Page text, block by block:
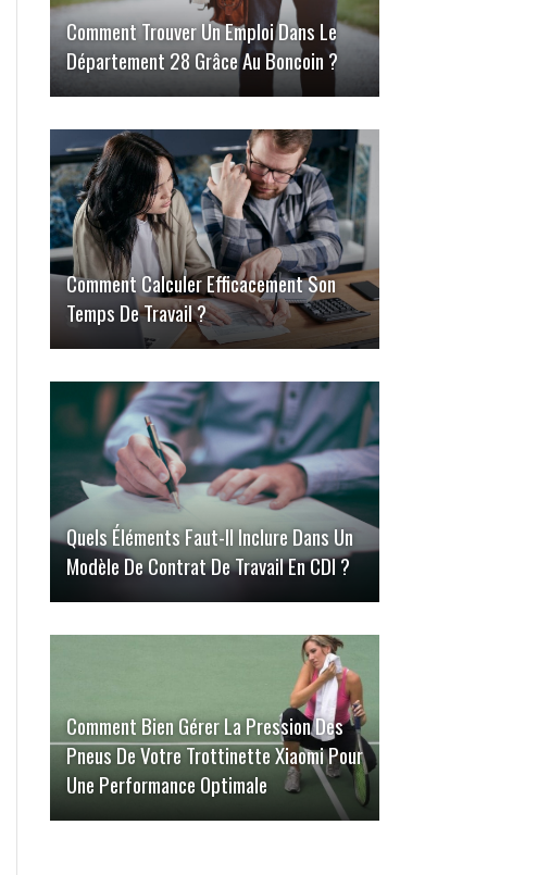
Comment Trouver Un Emploi Dans Le
Département 28 Grâce Au Boncoin ?
Comment Calculer Efficacement Son
Temps De Travail ?
Quels Éléments Faut-Il Inclure Dans Un
Modèle De Contrat De Travail En CDI ?
Comment Bien Gérer La Pression Des
Pneus De Votre Trottinette Xiaomi Pour
Une Performance Optimale